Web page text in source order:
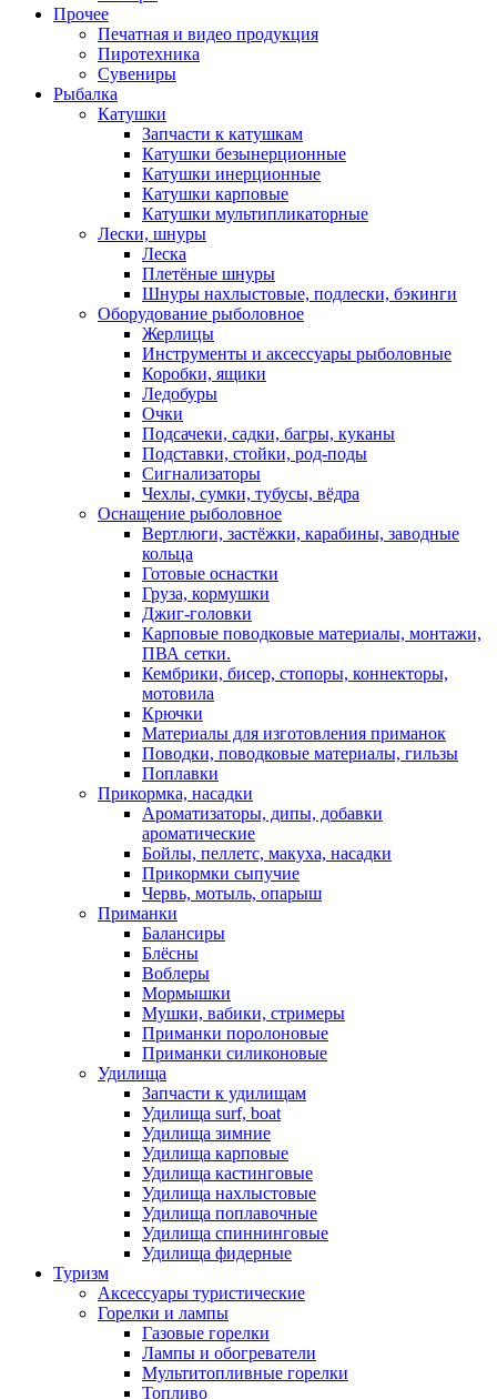
Прочее
Печатная и видео продукция
Пиротехника
Сувениры
Рыбалка
Катушки
Запчасти к катушкам
Катушки безынерционные
Катушки инерционные
Катушки карповые
Катушки мультипликаторные
Лески, шнуры
Леска
Плетёные шнуры
Шнуры нахлыстовые, подлески, бэкинги
Оборудование рыболовное
Жерлицы
Инструменты и аксессуары рыболовные
Коробки, ящики
Ледобуры
Очки
Подсачеки, садки, багры, куканы
Подставки, стойки, род-поды
Сигнализаторы
Чехлы, сумки, тубусы, вёдра
Оснащение рыболовное
Вертлюги, застёжки, карабины, заводные
кольца
Готовые оснастки
Груза, кормушки
Джиг-головки
Карповые поводковые материалы, монтажи,
ПВА сетки.
Кембрики, бисер, стопоры, коннекторы,
мотовила
Крючки
Материалы для изготовления приманок
Поводки, поводковые материалы, гильзы
Поплавки
Прикормка, насадки
Ароматизаторы, дипы, добавки
ароматические
Бойлы, пеллетс, макуха, насадки
Прикормки сыпучие
Червь, мотыль, опарыш
Приманки
Балансиры
Блёсны
Воблеры
Мормышки
Мушки, вабики, стримеры
Приманки поролоновые
Приманки силиконовые
Удилища
Запчасти к удилищам
Удилища surf, boat
Удилища зимние
Удилища карповые
Удилища кастинговые
Удилища нахлыстовые
Удилища поплавочные
Удилища спиннинговые
Удилища фидерные
Туризм
Аксессуары туристические
Горелки и лампы
Газовые горелки
Лампы и обогреватели
Мультитопливные горелки
Топливо